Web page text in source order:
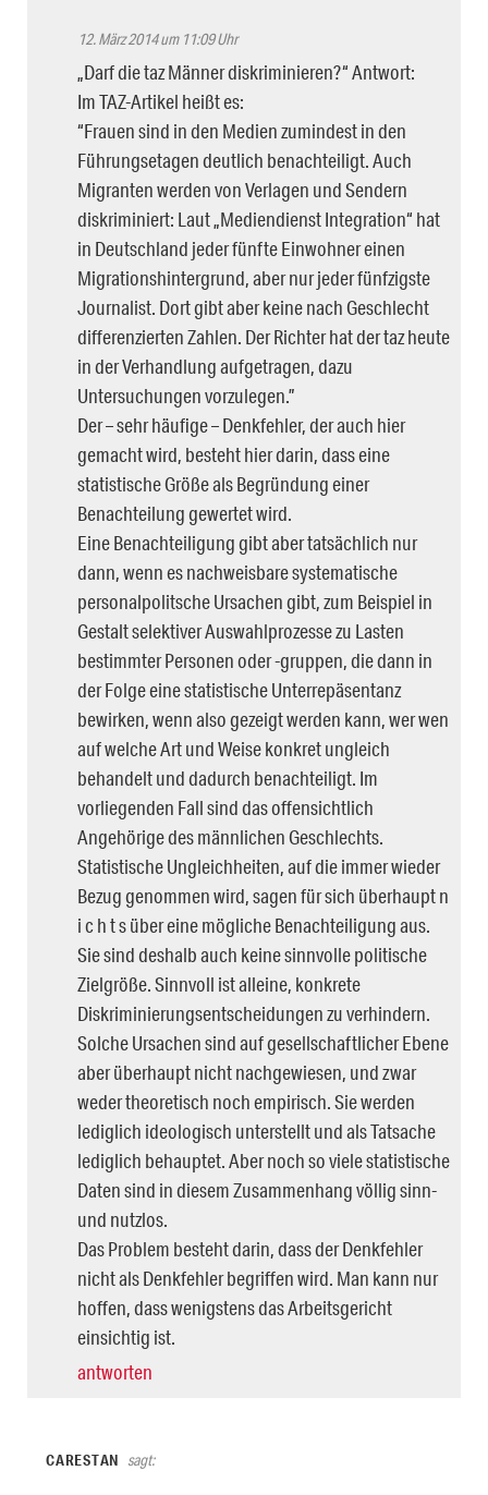
12. März 2014 um 11:09 Uhr
„Darf die taz Männer diskriminieren?“ Antwort:
Im TAZ-Artikel heißt es:
“Frauen sind in den Medien zumindest in den
Führungsetagen deutlich benachteiligt. Auch
Migranten werden von Verlagen und Sendern
diskriminiert: Laut „Mediendienst Integration“ hat
in Deutschland jeder fünfte Einwohner einen
Migrationshintergrund, aber nur jeder fünfzigste
Journalist. Dort gibt aber keine nach Geschlecht
differenzierten Zahlen. Der Richter hat der taz heute
in der Verhandlung aufgetragen, dazu
Untersuchungen vorzulegen.”
Der – sehr häufige – Denkfehler, der auch hier
gemacht wird, besteht hier darin, dass eine
statistische Größe als Begründung einer
Benachteilung gewertet wird.
Eine Benachteiligung gibt aber tatsächlich nur
dann, wenn es nachweisbare systematische
personalpolitsche Ursachen gibt, zum Beispiel in
Gestalt selektiver Auswahlprozesse zu Lasten
bestimmter Personen oder -gruppen, die dann in
der Folge eine statistische Unterrepäsentanz
bewirken, wenn also gezeigt werden kann, wer wen
auf welche Art und Weise konkret ungleich
behandelt und dadurch benachteiligt. Im
vorliegenden Fall sind das offensichtlich
Angehörige des männlichen Geschlechts.
Statistische Ungleichheiten, auf die immer wieder
Bezug genommen wird, sagen für sich überhaupt n
i c h t s über eine mögliche Benachteiligung aus.
Sie sind deshalb auch keine sinnvolle politische
Zielgröße. Sinnvoll ist alleine, konkrete
Diskriminierungsentscheidungen zu verhindern.
Solche Ursachen sind auf gesellschaftlicher Ebene
aber überhaupt nicht nachgewiesen, und zwar
weder theoretisch noch empirisch. Sie werden
lediglich ideologisch unterstellt und als Tatsache
lediglich behauptet. Aber noch so viele statistische
Daten sind in diesem Zusammenhang völlig sinn-
und nutzlos.
Das Problem besteht darin, dass der Denkfehler
nicht als Denkfehler begriffen wird. Man kann nur
hoffen, dass wenigstens das Arbeitsgericht
einsichtig ist.
antworten
CARESTAN sagt: